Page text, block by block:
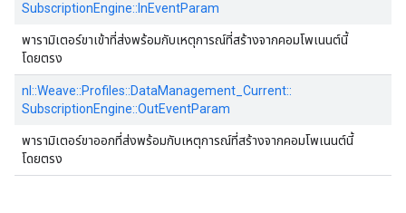
SubscriptionEngine:: InEventParam
พารามิเตอร์ขาเข้าที่ส่งพร้อมกับเหตุการณ์ที่สร้างจากคอมโพเนนต์นี้
โดยตรง
nl::Weave::Profiles::DataManagement_Current::
SubscriptionEngine::OutEventParam
พารามิเตอร์ขาออกที่ส่งพร้อมกับเหตุการณ์ที่สร้างจากคอมโพเนนต์นี้
โดยตรง